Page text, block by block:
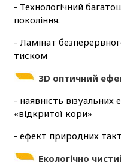
- Технологічний
покоління.
- Ламінат
тиском
3D оптичний
- наявність візуальних
«відкритої кори»
- ефект природних
Екологічно